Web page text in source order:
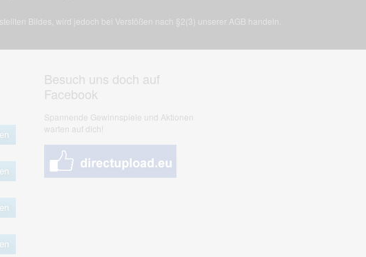
Bildes, wird jedoch bei Verstößen nach §2(3) unserer AGB handeln.
Besuch uns doch auf
Facebook
Spannende Gewinnspiele und Aktionen
warten auf dich!